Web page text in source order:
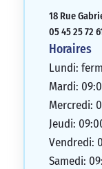
18 Rue
05 45 25 72
Horaires
Lundi:
Mardi:
Mercredi:
Jeudi:
Vendredi:
Samedi: